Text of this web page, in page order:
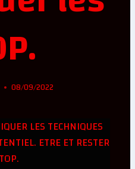
08/09/2022
LES TECHNIQUES
ETRE ET RESTER